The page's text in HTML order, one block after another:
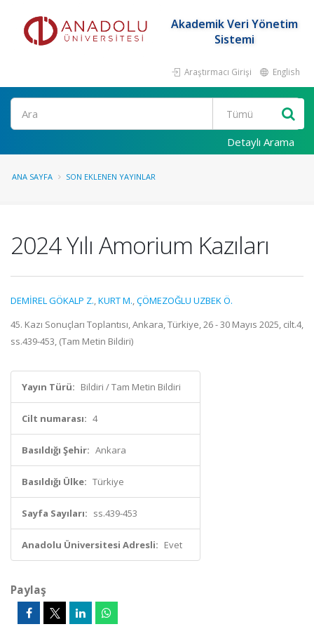
Akademik Veri Yönetim
Sistemi
Araştırmacı Girişi English
Ara
Detaylı Arama
ANA SAYFA SON EKLENEN YAYINLAR
2024 Yılı Amorium Kazıları
DEMİREL GÖKALP Z.,KURT M.,ÇÖMEZOĞLU UZBEK Ö.
45. Kazı Sonuçları Toplantısı, Ankara, Türkiye, 26 - 30 Mayıs 2025, cilt.4,
ss.439-453, (Tam Metin Bildiri)
Yayın Türü: Bildiri / Tam Metin Bildiri
Cilt numarası: 4
Basıldığı Şehir: Ankara
Basıldığı Ülke: Türkiye
Sayfa Sayıları: ss.439-453
Anadolu Üniversitesi Adresli: Evet
Paylaş